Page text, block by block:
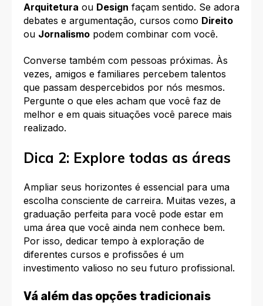
Arquitetura ou Design façam sentido. Se adora
debates e argumentação, cursos como Direito
ou Jornalismo podem combinar com você.
Converse também com pessoas próximas. Às
vezes, amigos e familiares percebem talentos
que passam despercebidos por nós mesmos.
Pergunte o que eles acham que você faz de
melhor e em quais situações você parece mais
realizado.
Dica 2: Explore todas as áreas
Ampliar seus horizontes é essencial para uma
escolha consciente de carreira. Muitas vezes, a
graduação perfeita para você pode estar em
uma área que você ainda nem conhece bem.
Por isso, dedicar tempo à exploração de
diferentes cursos e profissões é um
investimento valioso no seu futuro profissional.
Vá além das opções tradicionais